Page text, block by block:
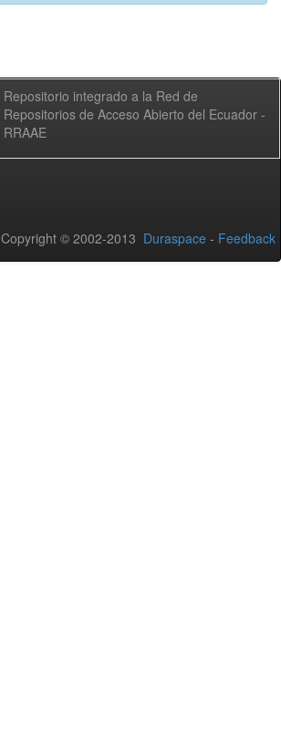
Repositorio integrado a la Red de
Repositorios de Acceso Abierto del Ecuador -
RRAAE
Copyright © 2002-2013 Duraspace - Feedback